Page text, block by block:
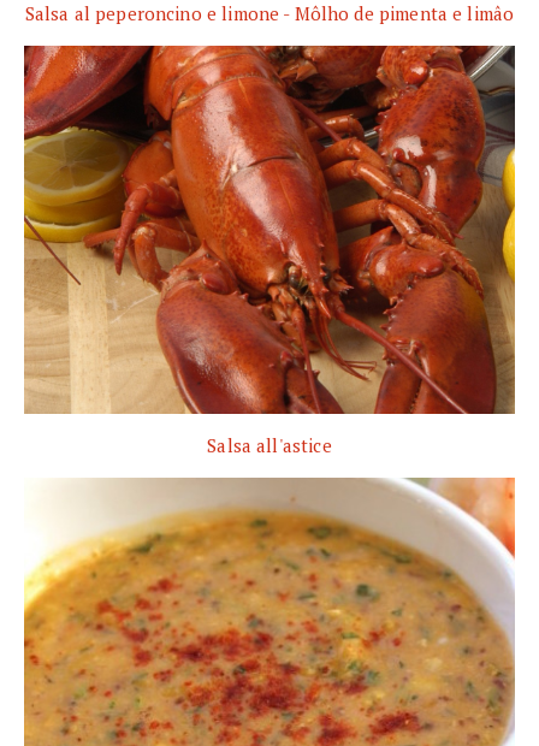
Salsa al peperoncino e limone - Môlho de pimenta e limâo
Salsa all'astice